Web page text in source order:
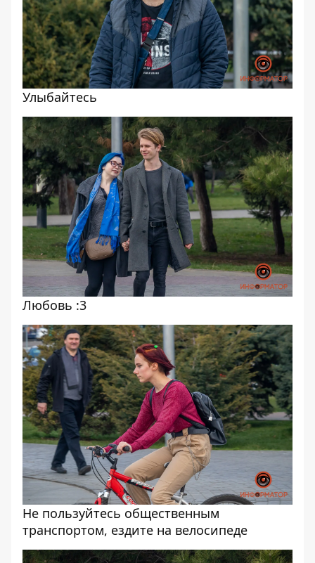
Улыбайтесь
Любовь :3
Не пользуйтесь общественным
транспортом, ездите на велосипеде